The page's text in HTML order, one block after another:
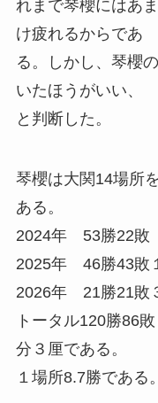
れまで琴櫻にはあ
け疲れるからであ
る。しかし、琴櫻
いたほうがいい、
と判断した。
琴櫻は大関14場所
ある。
2024年 53勝22敗
2025年 46勝43敗
2026年 21勝21敗
トータル120勝86
分３厘である。
１場所8.7勝である。